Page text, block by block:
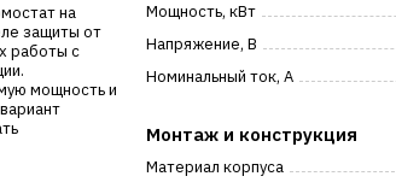
на
защиты от
работы с
мощность и
Мощность, кВт
Напряжение, В
Номинальный ток, А
Монтаж и конструкция
Материал корпуса